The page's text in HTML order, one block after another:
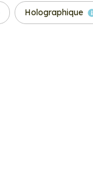
Holographique